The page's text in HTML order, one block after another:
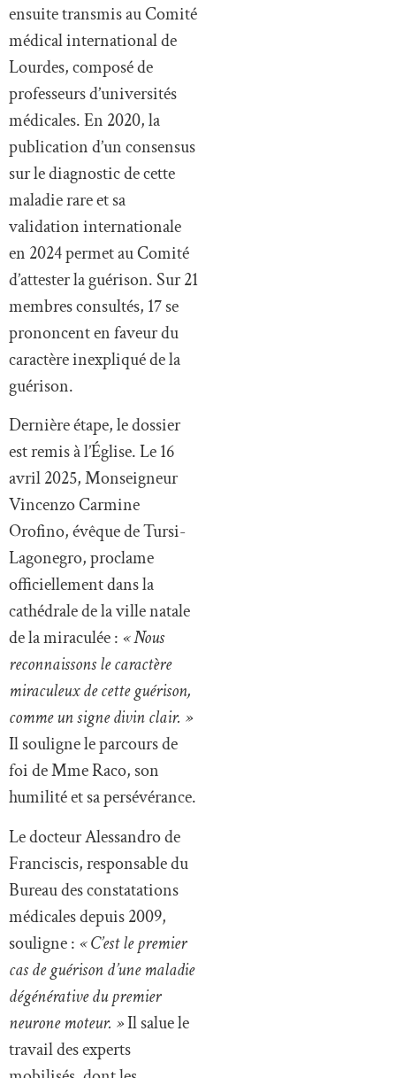
ensuite transmis au Comité
médical international de
Lourdes, composé de
professeurs d’universités
médicales. En 2020, la
publication d’un consensus
sur le diagnostic de cette
maladie rare et sa
validation internationale
en 2024 permet au Comité
d’attester la guérison. Sur 21
membres consultés, 17 se
prononcent en faveur du
caractère inexpliqué de la
guérison.
Dernière étape, le dossier
est remis à l’Église. Le 16
avril 2025, Monseigneur
Vincenzo Carmine
Orofino, évêque de Tursi-
Lagonegro, proclame
officiellement dans la
cathédrale de la ville natale
de la miraculée : « Nous
reconnaissons le caractère
miraculeux de cette guérison,
comme un signe divin clair. »
Il souligne le parcours de
foi de Mme Raco, son
humilité et sa persévérance.
Le docteur Alessandro de
Franciscis, responsable du
Bureau des constatations
médicales depuis 2009,
souligne : « C’est le premier
cas de guérison d’une maladie
dégénérative du premier
neurone moteur. »Il salue le
travail des experts